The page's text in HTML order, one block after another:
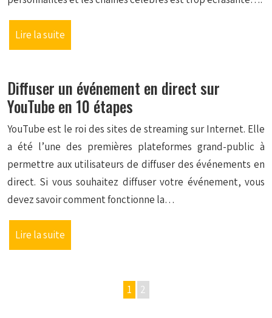
Lire la suite
Diffuser un événement en direct sur
YouTube en 10 étapes
YouTube est le roi des sites de streaming sur Internet. Elle
a été l’une des premières plateformes grand-public à
permettre aux utilisateurs de diffuser des événements en
direct. Si vous souhaitez diffuser votre événement, vous
devez savoir comment fonctionne la…
Lire la suite
1 2